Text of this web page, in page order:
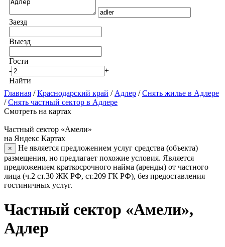
Заезд
Выезд
Гости
-
+
Найти
Главная /Краснодарский край / Адлер /Снять жилье в Адлере
/Снять частный сектор в Адлере
Смотреть на картах
Частный сектор «Амели»
на Яндекс Картах
×
Не является предложением услуг средства (объекта)
размещения, но предлагает похожие условия. Является
предложением краткосрочного найма (аренды) от частного
лица (ч.2 ст.30 ЖК РФ, ст.209 ГК РФ), без предоставления
гостиничных услуг.
Частный сектор «Амели»,
Адлер